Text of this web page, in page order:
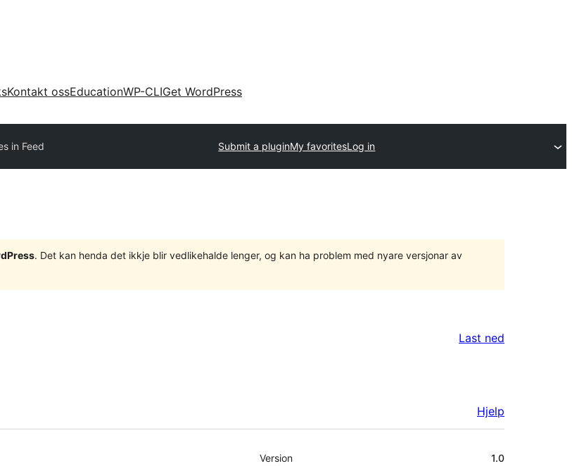
Kontakt ossEducationWP-CLIGet WordPress
in Feed Submit a pluginMy favoritesLog in
. Det kan henda det ikkje blir vedlikehalde lenger, og kan ha problem med nyare versjonar av
Last ned
Hjelp
Om
Version 1.0